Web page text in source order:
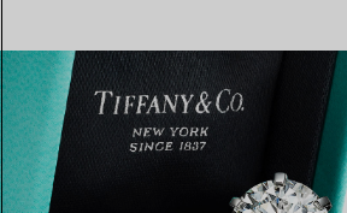
TROUVEZ LA BOUTIQUE LA PLUS PROCHE